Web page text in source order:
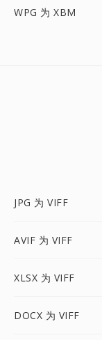
WPG 为 XBM
JPG 为 VIFF
AVIF 为 VIFF
XLSX 为 VIFF
DOCX 为 VIFF